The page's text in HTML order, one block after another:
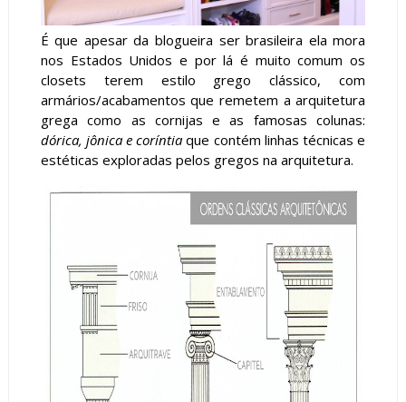
É que apesar da blogueira ser brasileira ela mora
nos Estados Unidos e por lá é muito comum os
closets terem estilo grego clássico, com
armários/acabamentos que remetem a arquitetura
grega como as cornijas e as famosas colunas:
dórica, jônica e coríntia que contém linhas técnicas e
estéticas exploradas pelos gregos na arquitetura.